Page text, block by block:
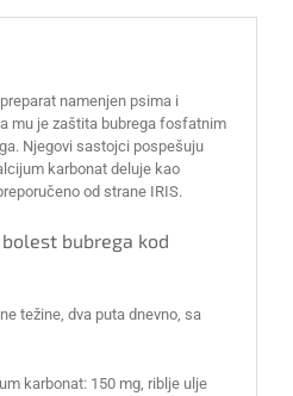
namenjen psima i
mu je zaštita bubrega fosfatnim
Njegovi sastojci pospešuju
karbonat deluje kao
od strane IRIS.
bubrega kod
težine, dva puta dnevno, sa
karbonat: 150 mg, riblje ulje